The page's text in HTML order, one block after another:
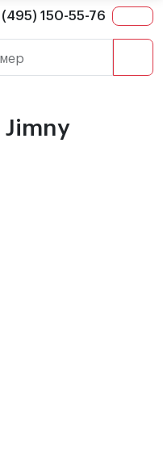
(495) 150-55-76
Jimny